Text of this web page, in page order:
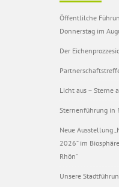
Öffentlilche
Donnerstag im
Der
Licht aus – Sterne
Sternenführung in
Neue Ausstellung
2026“ im
Rhön“
Unsere